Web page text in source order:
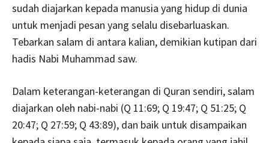
sudah diajarkan kepada manusia yang hidup di dunia
untuk menjadi pesan yang selalu disebarluaskan.
Tebarkan salam di antara kalian, demikian kutipan dari
hadis Nabi Muhammad saw.
Dalam keterangan-keterangan di Quran sendiri, salam
diajarkan oleh nabi-nabi (Q 11:69; Q 19:47; Q 51:25; Q
20:47; Q 27:59; Q 43:89), dan baik untuk disampaikan